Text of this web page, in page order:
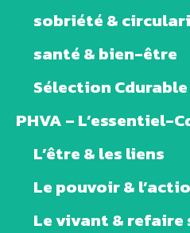
sobriété &
santé & bien-être
Sélection Cdurable
PHVA – L’essentiel-
L’être & les liens
Le pouvoir &
Le vivant & refaire